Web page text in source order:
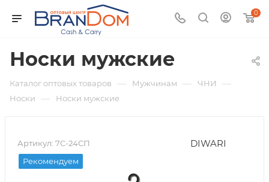
0
Носки мужские
Каталог оптовых товаров — Мужчинам — ЧНИ —
Носки — Носки мужские
Артикул: 7С-24СП DIWARI
Рекомендуем